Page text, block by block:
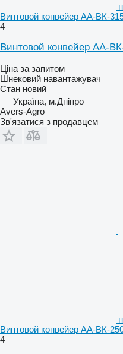
Винтовой конвейер АА-ВК-
4
Винтовой конвейер АА-
Ціна за запитом
Шнековий навантажувач
Стан новий
Україна, м.Дніпро
Avers-Agro
Зв'язатися з продавцем
Винтовой конвейер АА-ВК-
4